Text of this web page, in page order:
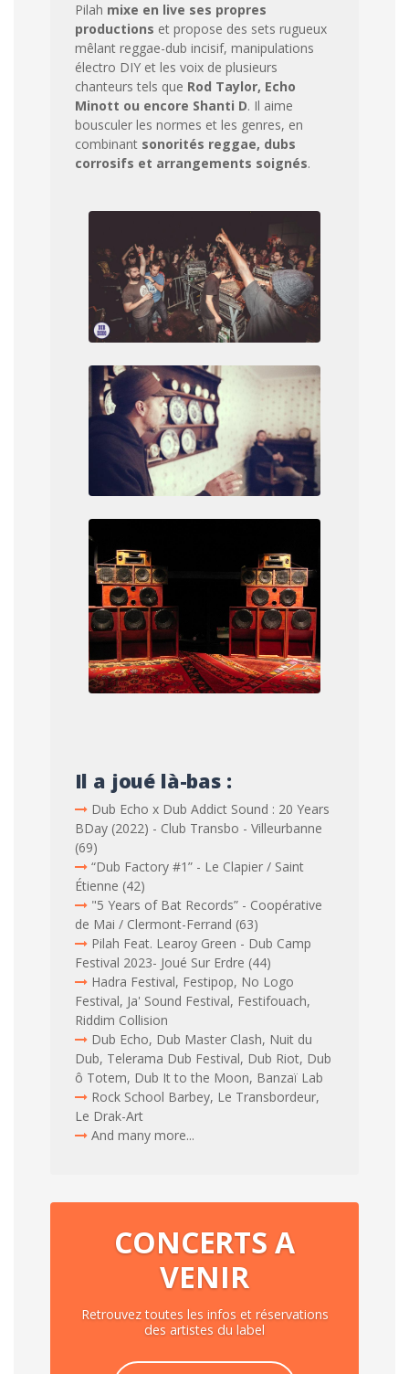
Pilah mixe en live ses propres
productions et propose des sets rugueux
mêlant reggae-dub incisif, manipulations
électro DIY et les voix de plusieurs
chanteurs tels que Rod Taylor, Echo
Minott ou encore Shanti D. Il aime
bousculer les normes et les genres, en
combinant sonorités reggae, dubs
corrosifs et arrangements soignés.
Il a joué là-bas :
Dub Echo x Dub Addict Sound : 20 Years
BDay (2022) - Club Transbo - Villeurbanne
(69)
“Dub Factory #1” - Le Clapier / Saint
Étienne (42)
"5 Years of Bat Records” - Coopérative
de Mai / Clermont-Ferrand (63)
Pilah Feat. Learoy Green - Dub Camp
Festival 2023- Joué Sur Erdre (44)
Hadra Festival, Festipop, No Logo
Festival, Ja' Sound Festival, Festifouach,
Riddim Collision
Dub Echo, Dub Master Clash, Nuit du
Dub, Telerama Dub Festival, Dub Riot, Dub
ô Totem, Dub It to the Moon, Banzaï Lab
Rock School Barbey, Le Transbordeur,
Le Drak-Art
And many more...
CONCERTS A
VENIR
Retrouvez toutes les infos et réservations
des artistes du label